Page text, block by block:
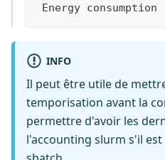
Energy consumption
INFO
Il peut être utile de
temporisation avant la
permettre d'avoir les
l'accounting slurm s'il